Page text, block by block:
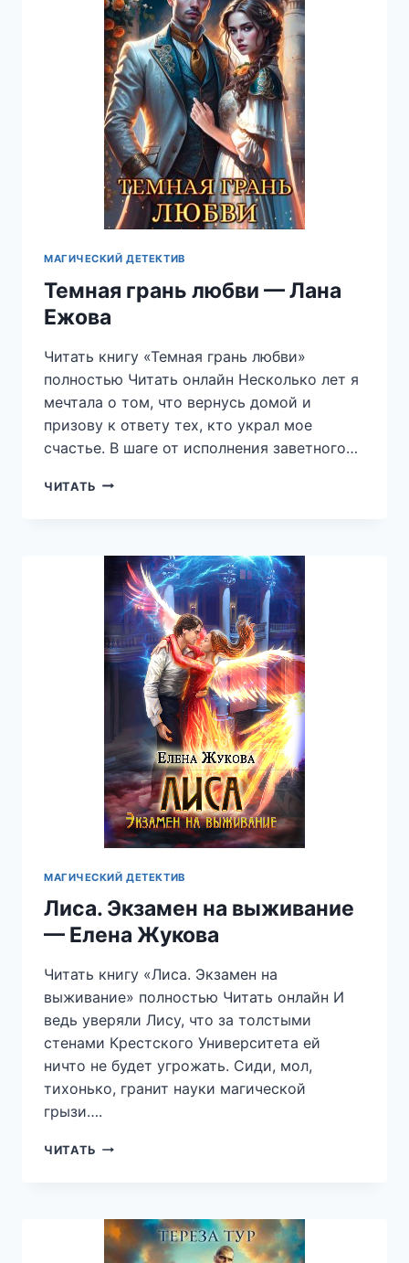
МАГИЧЕСКИЙ ДЕТЕКТИВ
Темная грань любви — Лана
Ежова
Читать книгу «Темная грань любви»
полностью Читать онлайн Несколько лет я
мечтала о том, что вернусь домой и
призову к ответу тех, кто украл мое
счастье. В шаге от исполнения заветного…
ЧИТАТЬ ТЕМНАЯ
ЛАНА
ЕЖОВА
МАГИЧЕСКИЙ ДЕТЕКТИВ
Лиса. Экзамен на выживание
— Елена Жукова
Читать книгу «Лиса. Экзамен на
выживание» полностью Читать онлайн И
ведь уверяли Лису, что за толстыми
стенами Крестского Университета ей
ничто не будет угрожать. Сиди, мол,
тихонько, гранит науки магической
грызи….
ЧИТАТЬ ЛИСА.
—
ЕЛЕНА
ЖУКОВА